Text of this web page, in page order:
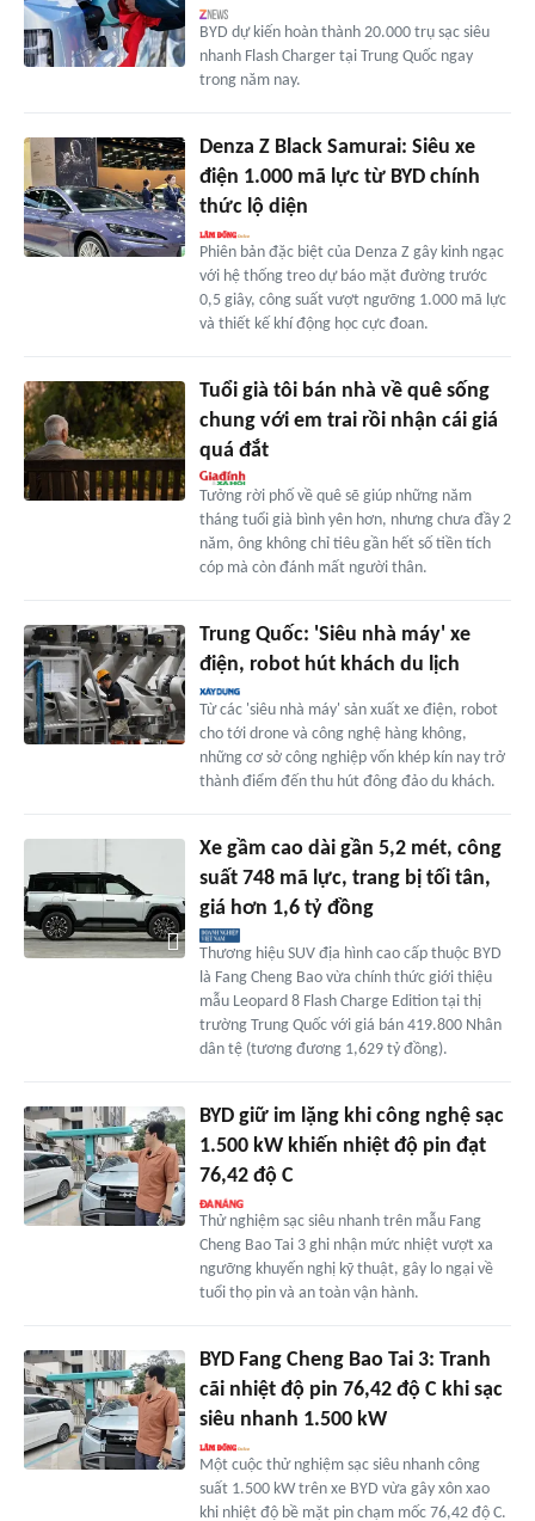
BYD dự kiến hoàn thành 20.000 trụ sạc siêu
nhanh Flash Charger tại Trung Quốc ngay
trong năm nay.
Denza Z Black Samurai: Siêu xe
điện 1.000 mã lực từ BYD chính
thức lộ diện
Phiên bản đặc biệt của Denza Z gây kinh ngạc
với hệ thống treo dự báo mặt đường trước
0,5 giây, công suất vượt ngưỡng 1.000 mã lực
và thiết kế khí động học cực đoan.
Tuổi già tôi bán nhà về quê sống
chung với em trai rồi nhận cái giá
quá đắt
Tưởng rời phố về quê sẽ giúp những năm
tháng tuổi già bình yên hơn, nhưng chưa đầy 2
năm, ông không chỉ tiêu gần hết số tiền tích
cóp mà còn đánh mất người thân.
Trung Quốc: 'Siêu nhà máy' xe
điện, robot hút khách du lịch
Từ các 'siêu nhà máy' sản xuất xe điện, robot
cho tới drone và công nghệ hàng không,
những cơ sở công nghiệp vốn khép kín nay trở
thành điểm đến thu hút đông đảo du khách.
Xe gầm cao dài gần 5,2 mét, công
suất 748 mã lực, trang bị tối tân,
giá hơn 1,6 tỷ đồng
Thương hiệu SUV địa hình cao cấp thuộc BYD
là Fang Cheng Bao vừa chính thức giới thiệu
mẫu Leopard 8 Flash Charge Edition tại thị
trường Trung Quốc với giá bán 419.800 Nhân
dân tệ (tương đương 1,629 tỷ đồng).
BYD giữ im lặng khi công nghệ sạc
1.500 kW khiến nhiệt độ pin đạt
76,42 độ C
Thử nghiệm sạc siêu nhanh trên mẫu Fang
Cheng Bao Tai 3 ghi nhận mức nhiệt vượt xa
ngưỡng khuyến nghị kỹ thuật, gây lo ngại về
tuổi thọ pin và an toàn vận hành.
BYD Fang Cheng Bao Tai 3: Tranh
cãi nhiệt độ pin 76,42 độ C khi sạc
siêu nhanh 1.500 kW
Một cuộc thử nghiệm sạc siêu nhanh công
suất 1.500 kW trên xe BYD vừa gây xôn xao
khi nhiệt độ bề mặt pin chạm mốc 76,42 độ C.